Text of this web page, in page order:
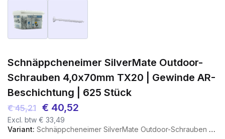
Schnäppcheneimer SilverMate Outdoor-
Schrauben 4,0x70mm TX20 | Gewinde AR-
Beschichtung | 625 Stück
€45,21 Ursprünglicher
Preis
€ 40,52
Excl. btw € 33,49
Variant: Schnäppcheneimer SilverMate Outdoor-Schrauben 4,0x70mm TX20 | Gewinde AR-Beschichtung | 625 Stück